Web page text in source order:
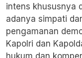
intens khususnya
adanya simpati
pengamanan
Kapolri dan